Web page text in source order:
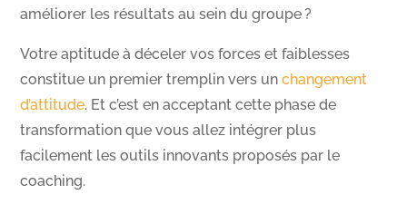
améliorer les résultats au sein du groupe ?
Votre aptitude à déceler vos forces et faiblesses
constitue un premier tremplin vers unchangement
d’attitude. Et c’est en acceptant cette phase de
transformation que vous allez intégrer plus
facilement les outils innovants proposés par le
coaching.